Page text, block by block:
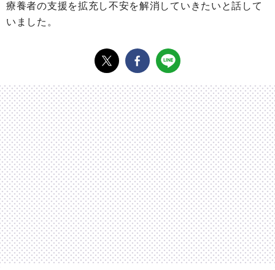
療養者の支援を拡充し不安を解消していきたいと話して
いました。